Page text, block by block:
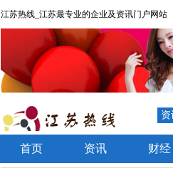
江苏热线_江苏最专业的企业及资讯门户网站
资
首页 资讯 财经